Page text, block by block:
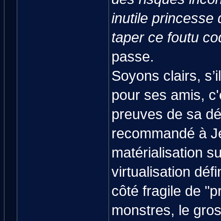
inutile princesse
taper ce foutu
passe.
Soyons clairs,
pour ses amis,
preuves de sa
recommandé à
matérialisation
virtualisation
côté fragile de
monstres, le